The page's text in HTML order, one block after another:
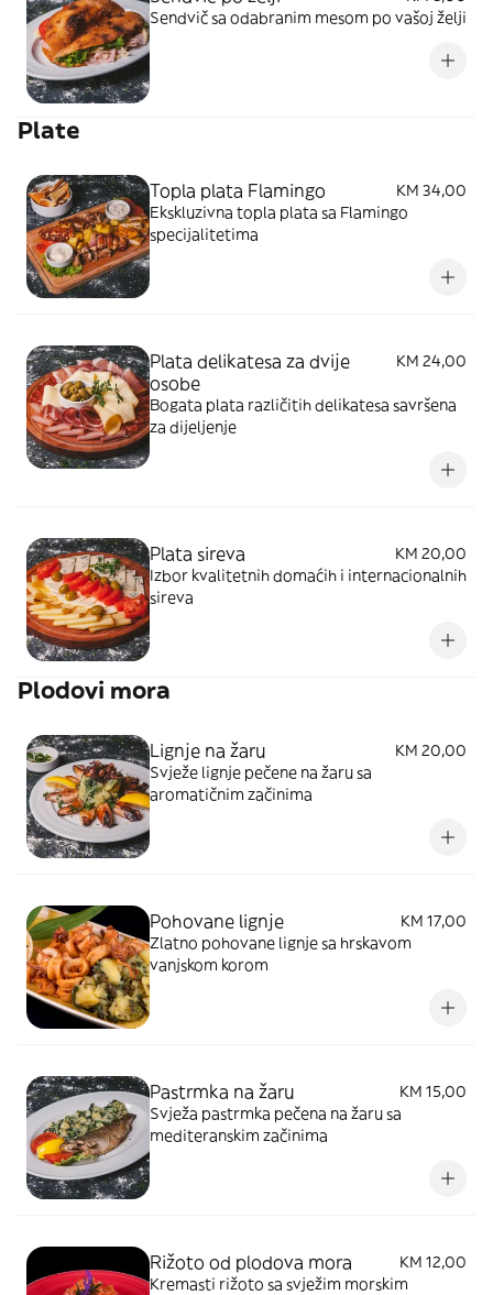
Sendvič sa odabranim mesom po vašoj želji
Plate
Topla plata Flamingo
KM 34,00
Ekskluzivna topla plata sa Flamingo
specijalitetima
Plata delikatesa za dvije
osobe
KM 24,00
Bogata plata različitih delikatesa savršena
za dijeljenje
Plata sireva
KM 20,00
Izbor kvalitetnih domaćih i internacionalnih
sireva
Plodovi mora
Lignje na žaru
KM 20,00
Svježe lignje pečene na žaru sa
aromatičnim začinima
Pohovane lignje
KM 17,00
Zlatno pohovane lignje sa hrskavom
vanjskom korom
Pastrmka na žaru
KM 15,00
Svježa pastrmka pečena na žaru sa
mediteranskim začinima
Rižoto od plodova mora
KM 12,00
Kremasti rižoto sa svježim morskim